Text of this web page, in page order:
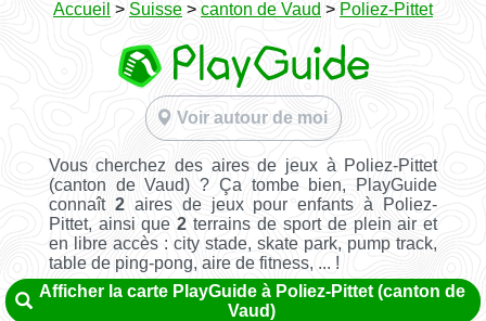
Accueil > Suisse > canton de Vaud > Poliez-Pittet
Voir autour de moi
Vous cherchez des aires de jeux à Poliez-Pittet
(canton de Vaud) ? Ça tombe bien, PlayGuide
connaît 2aires de jeux pour enfants à Poliez-
Pittet, ainsi que2 terrains de sport de plein air et
en libre accès : city stade, skate park, pump track,
table de ping-pong, aire de fitness, ... !
Afficher la carte PlayGuide à Poliez-Pittet (canton de
Vaud)